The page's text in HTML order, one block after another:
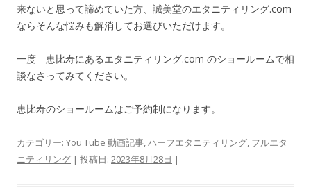
来ないと思って諦めていた方、誠美堂のエタニティリング.com
ならそんな悩みも解消してお選びいただけます。
一度 恵比寿にあるエタニティリング.com のショールームで相
談なさってみてください。
恵比寿のショールームはご予約制になります。
カテゴリー: You Tube 動画記事,ハーフエタニティリング, フルエタ
ニティリング | 投稿日: 2023年8月28日 |